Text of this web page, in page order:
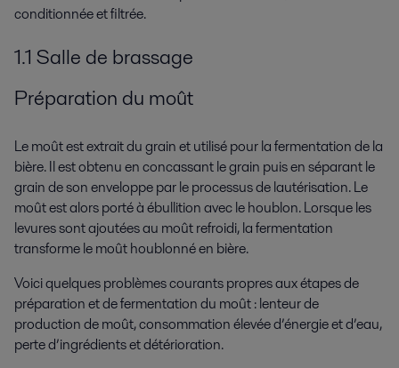
conditionnée et filtrée.
1.1 Salle de brassage
Préparation du moût
Le moût est extrait du grain et utilisé pour la fermentation de la
bière. Il est obtenu en concassant le grain puis en séparant le
grain de son enveloppe par le processus de lautérisation. Le
moût est alors porté à ébullition avec le houblon. Lorsque les
levures sont ajoutées au moût refroidi, la fermentation
transforme le moût houblonné en bière.
Voici quelques problèmes courants propres aux étapes de
préparation et de fermentation du moût : lenteur de
production de moût, consommation élevée d’énergie et d’eau,
perte d’ingrédients et détérioration.